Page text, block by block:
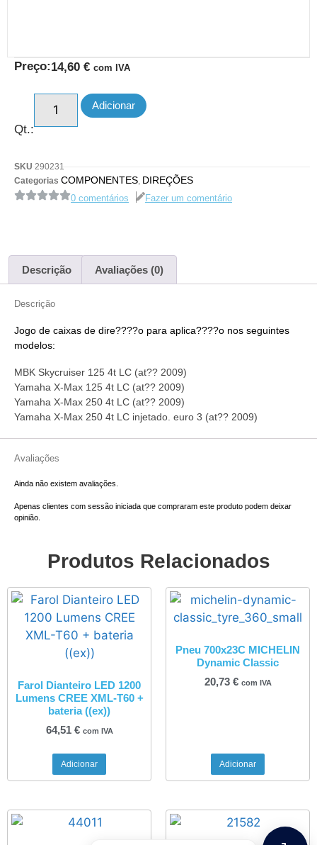
Preço:14,60 € com IVA
Qt.:
Adicionar
SKU 290231
Categorias COMPONENTES, DIREÇÕES
0 comentários Fazer um comentário
Descrição Avaliações (0)
Descrição
Jogo de caixas de dire????o para aplica????o nos seguintes
modelos:
MBK Skycruiser 125 4t LC (at?? 2009)
Yamaha X-Max 125 4t LC (at?? 2009)
Yamaha X-Max 250 4t LC (at?? 2009)
Yamaha X-Max 250 4t LC injetado. euro 3 (at?? 2009)
Avaliações
Ainda não existem avaliações.
Apenas clientes com sessão iniciada que compraram este produto podem deixar
opinião.
Produtos Relacionados
Farol Dianteiro LED 1200
Lumens CREE XML-T60 +
bateria ((ex))
64,51 € com IVA
Adicionar
Pneu 700x23C MICHELIN
Dynamic Classic
20,73 € com IVA
Adicionar